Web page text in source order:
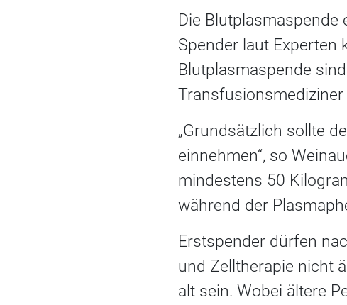
Die
Spender laut Experten
Blutplasmaspende
Transfusionsmediziner
„Grundsätzlich sollte
einnehmen“, so
mindestens 50
während der
Erstspender dürfen
und Zelltherapie nicht
alt sein. Wobei ältere